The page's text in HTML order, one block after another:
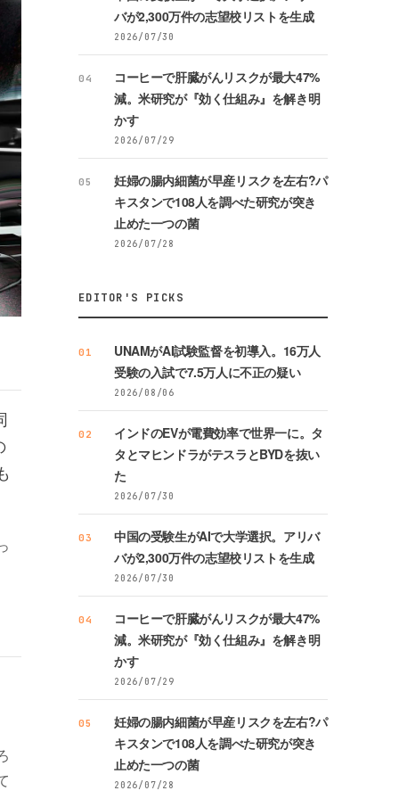
バが2,300万件の志望校リストを生成
2026/07/30
04
コーヒーで肝臓がんリスクが最大47%
減。米研究が『効く仕組み』を解き明
かす
2026/07/29
05
妊婦の腸内細菌が早産リスクを左右?パ
キスタンで108人を調べた研究が突き
止めた一つの菌
2026/07/28
EDITOR'S PICKS
01
UNAMがAI試験監督を初導入。16万人
受験の入試で7.5万人に不正の疑い
2026/08/06
02
インドのEVが電費効率で世界一に。タ
タとマヒンドラがテスラとBYDを抜い
た
2026/07/30
03
中国の受験生がAIで大学選択。アリバ
バが2,300万件の志望校リストを生成
2026/07/30
04
コーヒーで肝臓がんリスクが最大47%
減。米研究が『効く仕組み』を解き明
かす
2026/07/29
05
妊婦の腸内細菌が早産リスクを左右?パ
キスタンで108人を調べた研究が突き
止めた一つの菌
2026/07/28